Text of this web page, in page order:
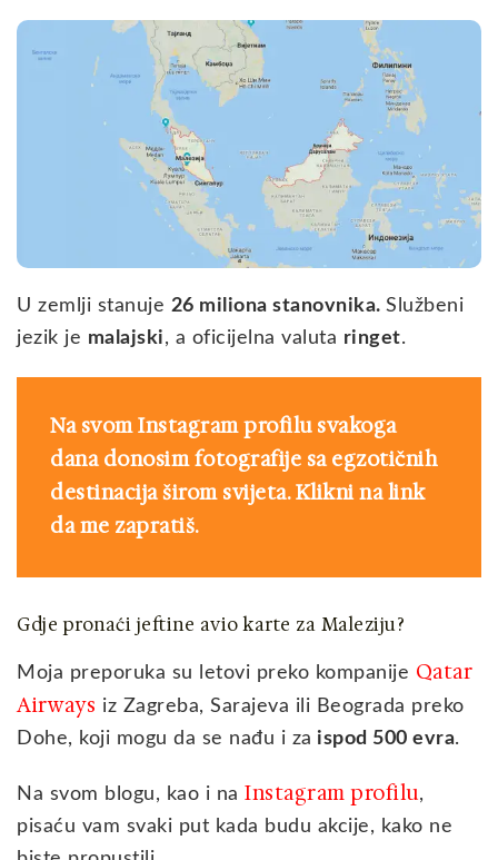
U zemlji stanuje 26 miliona stanovnika. Službeni
jezik je malajski, a oficijelna valuta ringet.
Na svom Instagram profilu svakoga
dana donosim fotografije sa egzotičnih
destinacija širom svijeta. Klikni na link
da me zapratiš.
Gdje pronaći jeftine avio karte za Maleziju?
Moja preporuka su letovi preko kompanije Qatar
Airways iz Zagreba, Sarajeva ili Beograda preko
Dohe, koji mogu da se nađu i za ispod 500 evra.
Na svom blogu, kao i na Instagram profilu,
pisaću vam svaki put kada budu akcije, kako ne